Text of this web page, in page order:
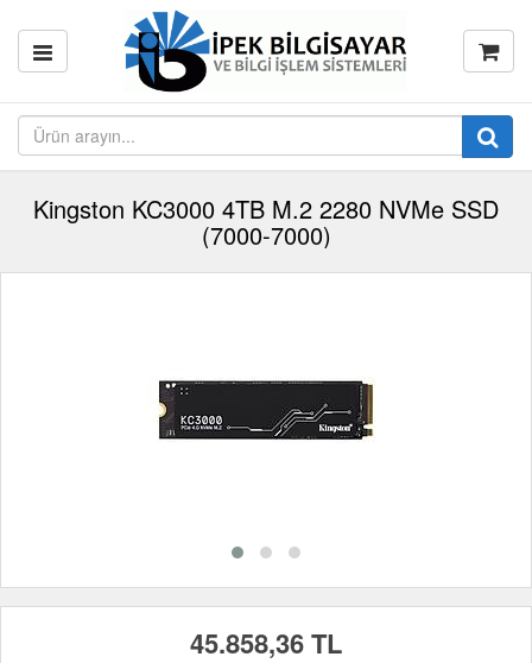
Kingston KC3000 4TB M.2 2280 NVMe SSD
(7000-7000)
45.858,36 TL